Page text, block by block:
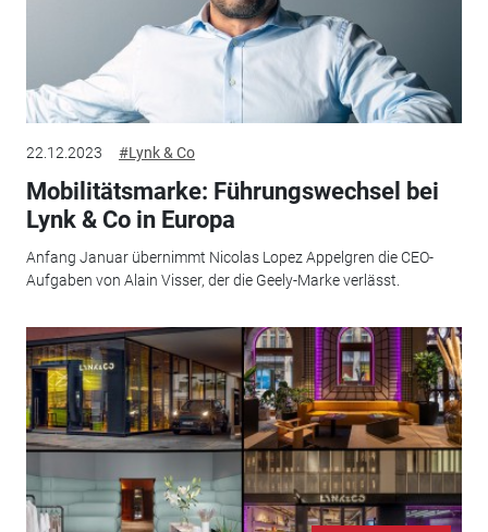
22.12.2023 #Lynk & Co
Mobilitätsmarke: Führungswechsel bei
Lynk & Co in Europa
Anfang Januar übernimmt Nicolas Lopez Appelgren die CEO-
Aufgaben von Alain Visser, der die Geely-Marke verlässt.